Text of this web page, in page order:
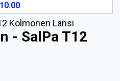
10.00
Kolmonen Länsi
- SalPa T12